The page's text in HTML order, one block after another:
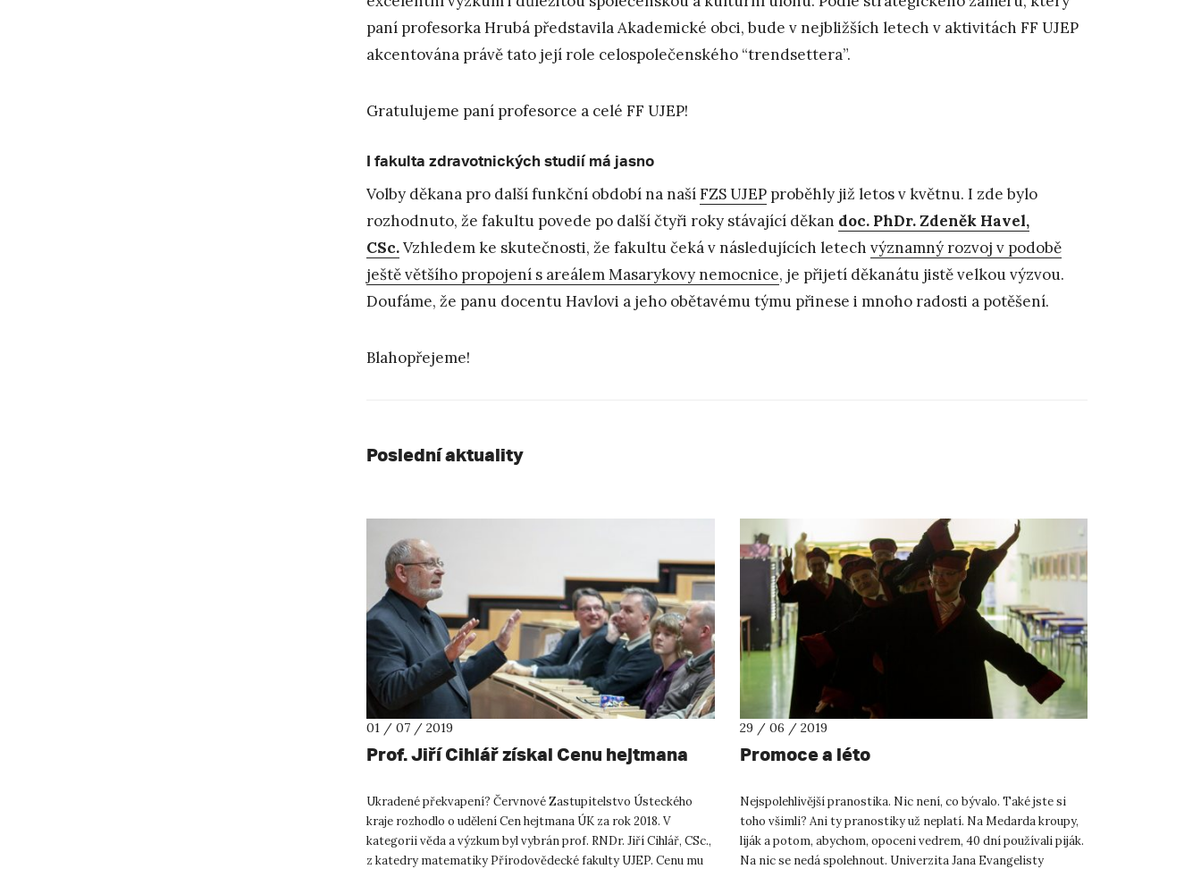
paní profesorka Hrubá představila Akademické obci, bude v nejbližších letech v aktivitách FF UJEP
akcentována právě tato její role celospolečenského “trendsettera”.
Gratulujeme paní profesorce a celé FF UJEP!
I fakulta zdravotnických studií má jasno
Volby děkana pro další funkční období na našíFZS UJEP proběhly již letos v květnu. I zde bylo
rozhodnuto, že fakultu povede po další čtyři roky stávající děkan doc. PhDr. Zdeněk Havel,
CSc.Vzhledem ke skutečnosti, že fakultu čeká v následujících letech významný rozvoj v podobě
ještě většího propojení s areálem Masarykovy nemocnice, je přijetí děkanátu jistě velkou výzvou.
Doufáme, že panu docentu Havlovi a jeho obětavému týmu přinese i mnoho radosti a potěšení.
Blahopřejeme!
Poslední aktuality
01 / 07 / 2019
Prof. Jiří Cihlář získal Cenu hejtmana
Ukradené překvapení? Červnové Zastupitelstvo Ústeckého
kraje rozhodlo o udělení Cen hejtmana ÚK za rok 2018. V
kategorii věda a výzkum byl vybrán prof. RNDr. Jiří Cihlář, CSc.,
z katedry matematiky Přírodovědecké fakulty UJEP. Cenu mu
29 / 06 / 2019
Promoce a léto
Nejspolehlivější pranostika. Nic není, co bývalo. Také jste si
toho všimli? Ani ty pranostiky už neplatí. Na Medarda kroupy,
liják a potom, abychom, opoceni vedrem, 40 dní používali piják.
Na nic se nedá spolehnout. Univerzita Jana Evangelisty